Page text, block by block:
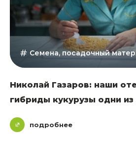
Семена, посадочный
Николай Газаров: наши
гибриды кукурузы одни
подробнее